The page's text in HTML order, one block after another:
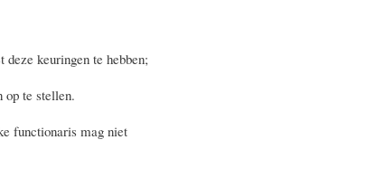
keuringen te hebben;
op te stellen.
functionaris mag niet